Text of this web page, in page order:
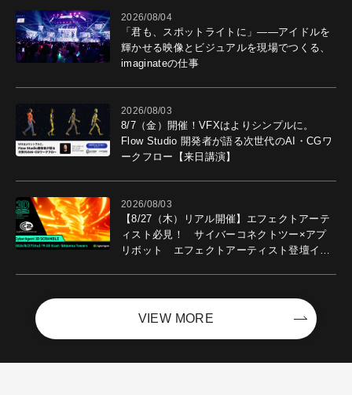
2026/08/04
「君も、スポットライトに」――アイドルを
輝かせる映像とビジュアルを現場でつくる、
imaginateの仕事
2026/08/03
8/7（金）開催！VFXはよりシンプルに。
Flow Studio 開発者が語る次世代のAI・CGワ
ークフロー【来日講演】
2026/08/03
【8/27（木）リアル開催】エフェクトアーテ
ィスト必見！ サイバーコネクトツー×アプ
リボット エフェクトアーティスト登壇イベ
VIEW MORE